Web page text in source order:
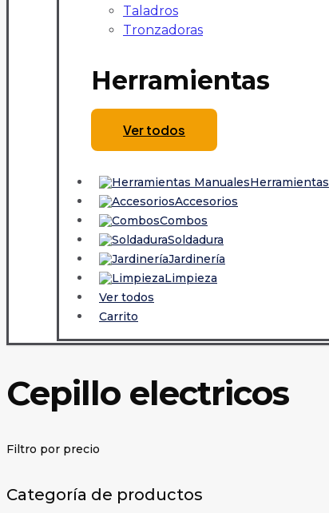
Taladros
Tronzadoras
Herramientas
Ver todos
Herramientas
Accesorios
Combos
Soldadura
Jardinería
Limpieza
Ver todos
Carrito
Cepillo electricos
Filtro por precio
Categoría de productos